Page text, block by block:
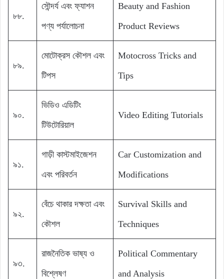
৮৮.
সৌন্দর্য এবং ফ্যাশন
পণ্য পর্যালোচনা
Beauty and Fashion
Product Reviews
৮৯.
মোটোক্রস কৌশল এবং
টিপস
Motocross Tricks and
Tips
৯০.
ভিডিও এডিটিং
টিউটোরিয়াল
Video Editing Tutorials
৯১.
গাড়ী কাস্টমাইজেশন
এবং পরিবর্তন
Car Customization and
Modifications
৯২.
বেঁচে থাকার দক্ষতা এবং
কৌশল
Survival Skills and
Techniques
৯৩.
রাজনৈতিক ভাষ্য ও
বিশ্লেষণ
Political Commentary
and Analysis